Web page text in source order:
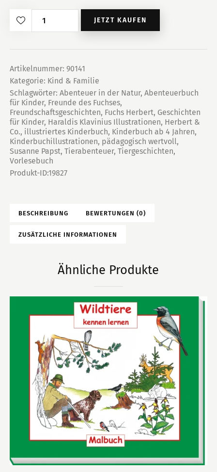
Herbert
&
JETZT KAUFEN
Artikelnummer: 90141
Kategorie: Kind & Familie
Schlagwörter: Abenteuer in der Natur, Abenteuerbuch
für Kinder, Freunde des Fuchses,
Freundschaftsgeschichten, Fuchs Herbert, Geschichten
für Kinder, Haraldis Klavinius Illustrationen, Herbert &
Co., illustriertes Kinderbuch, Kinderbuch ab 4 Jahren,
Kinderbuchillustrationen, pädagogisch wertvoll,
Susanne Papst, Tierabenteuer, Tiergeschichten,
Vorlesebuch
Produkt-ID:19827
BESCHREIBUNG BEWERTUNGEN (0)
ZUSÄTZLICHE INFORMATIONEN
Ähnliche Produkte